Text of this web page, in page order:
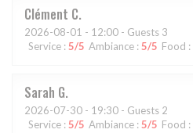
Clément C
2026-08-01 - 12:00 - Guests 3
Service : 5/5 Ambiance : 5/5 Food :
Sarah G
2026-07-30 - 19:30 - Guests 2
Service : 5/5 Ambiance : 5/5 Food :